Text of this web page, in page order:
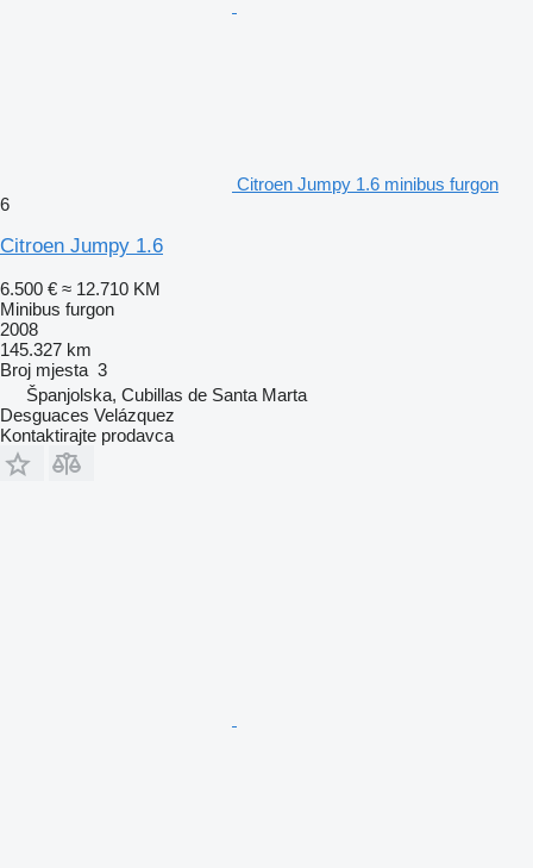
Citroen Jumpy 1.6 minibus furgon
6
Citroen Jumpy 1.6
6.500 € ≈ 12.710 KM
Minibus furgon
2008
145.327 km
Broj mjesta 3
Španjolska, Cubillas de Santa Marta
Desguaces Velázquez
Kontaktirajte prodavca